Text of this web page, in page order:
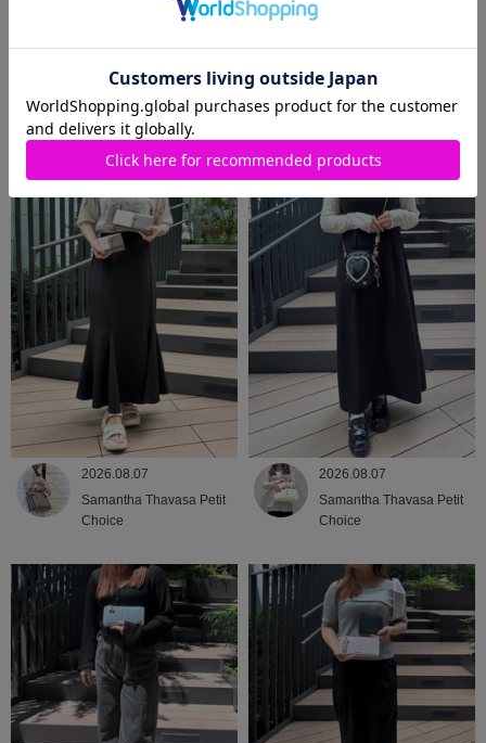
2026.08.08
Samantha Thavasa
2026.08.07
Samantha Thavasa
2026.08.07
Samantha Thavasa Petit
Choice
2026.08.07
Samantha Thavasa Petit
Choice